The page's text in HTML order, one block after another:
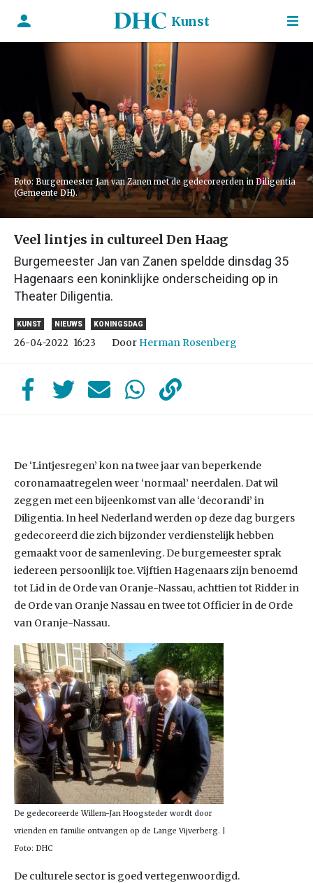
Kunst
Foto: Burgemeester Jan van Zanen met de gedecoreerden in Diligentia
(Gemeente DH).
Veel lintjes in cultureel Den Haag
Burgemeester Jan van Zanen speldde dinsdag 35
Hagenaars een koninklijke onderscheiding op in
Theater Diligentia.
KUNST NIEUWS KONINGSDAG
26-04-2022 16:23 Door Herman Rosenberg
De ‘Lintjesregen’ kon na twee jaar van beperkende
coronamaatregelen weer ‘normaal’ neerdalen. Dat wil
zeggen met een bijeenkomst van alle ‘decorandi’ in
Diligentia. In heel Nederland werden op deze dag burgers
gedecoreerd die zich bijzonder verdienstelijk hebben
gemaakt voor de samenleving. De burgemeester sprak
iedereen persoonlijk toe. Vijftien Hagenaars zijn benoemd
tot Lid in de Orde van Oranje-Nassau, achttien tot Ridder in
de Orde van Oranje Nassau en twee tot Officier in de Orde
van Oranje-Nassau.
De gedecoreerde Willem-Jan Hoogsteder wordt door
vrienden en familie ontvangen op de Lange Vijverberg. |
Foto: DHC
De culturele sector is goed vertegenwoordigd.